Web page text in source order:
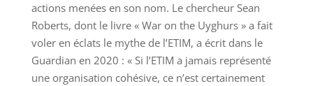
actions menées en son nom. Le chercheur Sean
Roberts, dont le livre « War on the Uyghurs » a fait
voler en éclats le mythe de l’ETIM, a écrit dans le
Guardian en 2020 : « Si l’ETIM a jamais représenté
une organisation cohésive, ce n’est certainement